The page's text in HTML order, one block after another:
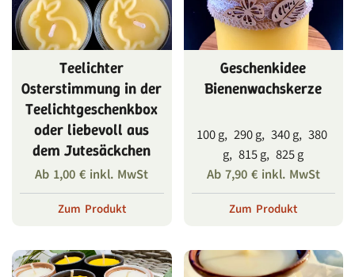
Teelichter
Osterstimmung in der
Teelichtgeschenkbox
oder liebevoll aus
dem Jutesäckchen
Ab 1,00€ inkl. MwSt
Zum Produkt
Geschenkidee
Bienenwachskerze
100 g, 290 g, 340 g, 380
g, 815 g, 825 g
Ab 7,90 €inkl. MwSt
Zum Produkt